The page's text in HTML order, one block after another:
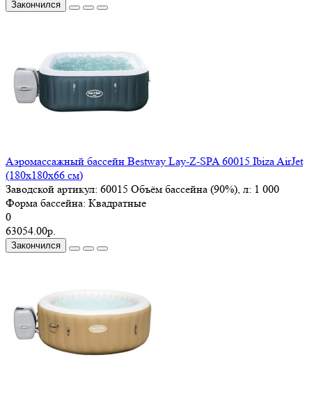
Закончился
Аэромассажный бассейн Bestway Lay-Z-SPA 60015 Ibiza AirJet
(180x180x66 см)
Заводской артикул: 60015 Объём бассейна (90%), л: 1 000
Форма басcейна: Квадратные
0
63054.00р.
Закончился